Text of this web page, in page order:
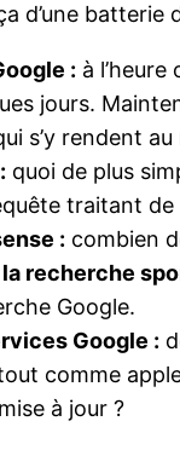
d’une
: à l’heure
jours.
s’y rendent
quoi de plus
traitant
: combien
recherche
Google.
Google :
comme
à jour ?